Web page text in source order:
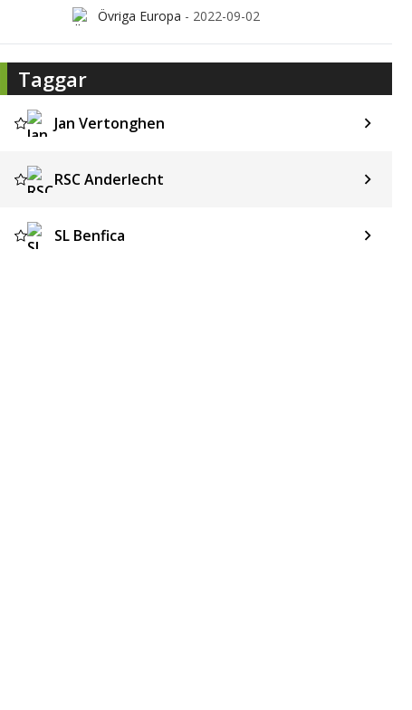
Övriga Europa - 2022-09-02
Taggar
Jan Vertonghen
RSC Anderlecht
SL Benfica